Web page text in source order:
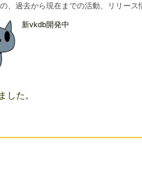
過去から現在までの活動、リリー
新vkdb開発中
した。